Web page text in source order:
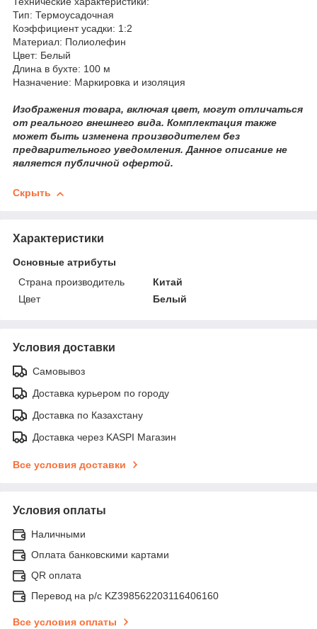
Тип: Термоусадочная
Коэффициент усадки: 1:2
Материал: Полиолефин
Цвет: Белый
Длина в бухте: 100 м
Назначение: Маркировка и изоляция
Изображения товара, включая цвет, могут отличаться
от реального внешнего вида. Комплектация также
может быть изменена производителем без
предварительного уведомления. Данное описание не
является публичной офертой.
Скрыть
Характеристики
Основные атрибуты
Страна производитель
Китай
Цвет
Белый
Условия доставки
Самовывоз
Доставка курьером по городу
Доставка по Казахстану
Доставка через KASPI Магазин
Все условия доставки
Условия оплаты
Наличными
Оплата банковскими картами
QR оплата
Перевод на р/с KZ398562203116406160
Все условия оплаты